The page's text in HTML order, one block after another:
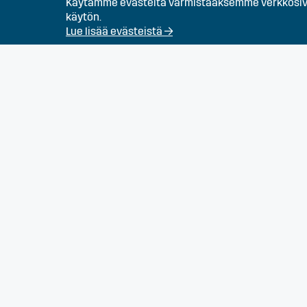
käytön.
Lue lisää evästeistä →